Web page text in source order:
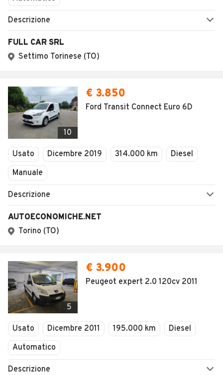
Descrizione
FULL CAR SRL
Settimo Torinese (TO)
10
€ 3.850
Ford Transit Connect Euro 6D
Usato Dicembre 2019 314.000 km
Diesel
Manuale
Descrizione
AUTOECONOMICHE.NET
Torino (TO)
5
€ 3.900
Peugeot expert 2.0 120cv 2011
Usato Dicembre 2011 195.000 km
Diesel
Automatico
Descrizione